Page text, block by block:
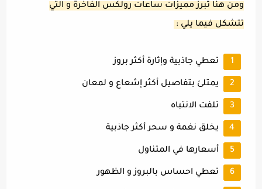
ومن هنا تبرز مميزات ساعات رولكس الفاخرة و التي
تتشكل فيما يلي :
تعطي جاذبية وإثارة أكثر بروز
يمتلئ بتفاصيل أكثر إشعاع و لمعان
تلفت الانتباه
يخلق نغمة و سحر أكثر جاذبية
أسعارها في المتناول
تعطي احساس بالبروز و الظهور